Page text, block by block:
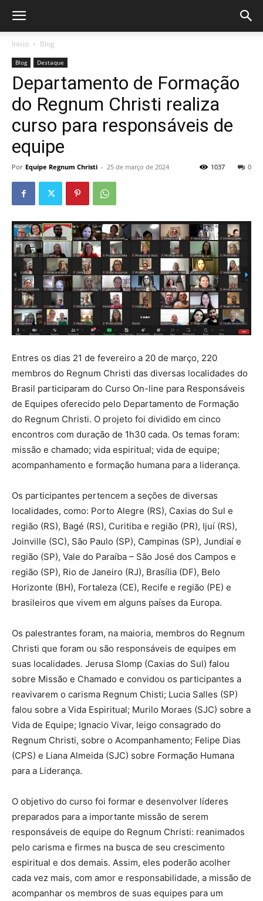
Início Blog
Blog Destaque
Departamento de Formação
do Regnum Christi realiza
curso para responsáveis de
equipe
Por Equipe Regnum Christi - 25 de março de 2024 0
1037
Entres os dias 21 de fevereiro a 20 de março, 220
membros do Regnum Christi das diversas localidades do
Brasil participaram do Curso On-line para Responsáveis
de Equipes oferecido pelo Departamento de Formação
do Regnum Christi. O projeto foi dividido em cinco
encontros com duração de 1h30 cada. Os temas foram:
missão e chamado; vida espiritual; vida de equipe;
acompanhamento e formação humana para a liderança.
Os participantes pertencem a seções de diversas
localidades, como: Porto Alegre (RS), Caxias do Sul e
região (RS), Bagé (RS), Curitiba e região (PR), Ijuí (RS),
Joinville (SC), São Paulo (SP), Campinas (SP), Jundiaí e
região (SP), Vale do Paraíba – São José dos Campos e
região (SP), Rio de Janeiro (RJ), Brasília (DF), Belo
Horizonte (BH), Fortaleza (CE), Recife e região (PE) e
brasileiros que vivem em alguns países da Europa.
Os palestrantes foram, na maioria, membros do Regnum
Christi que foram ou são responsáveis de equipes em
suas localidades. Jerusa Slomp (Caxias do Sul) falou
sobre Missão e Chamado e convidou os participantes a
reavivarem o carisma Regnum Chisti; Lucia Salles (SP)
falou sobre a Vida Espiritual; Murilo Moraes (SJC) sobre a
Vida de Equipe; Ignacio Vivar, leigo consagrado do
Regnum Christi, sobre o Acompanhamento; Felipe Dias
(CPS) e Liana Almeida (SJC) sobre Formação Humana
para a Liderança.
O objetivo do curso foi formar e desenvolver líderes
preparados para a importante missão de serem
responsáveis de equipe do Regnum Christi: reanimados
pelo carisma e firmes na busca de seu crescimento
espiritual e dos demais. Assim, eles poderão acolher
cada vez mais, com amor e responsabilidade, a missão de
acompanhar os membros de suas equipes para um